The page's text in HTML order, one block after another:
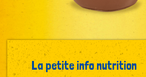
La petite info nutrition